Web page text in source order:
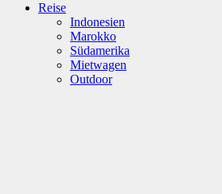
Reise
Indonesien
Marokko
Südamerika
Mietwagen
Outdoor